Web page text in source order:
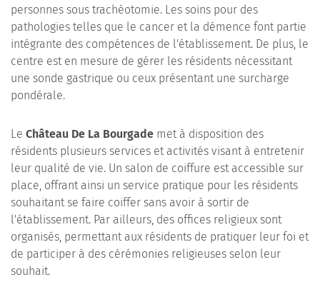
personnes sous trachéotomie. Les soins pour des
pathologies telles que le cancer et la démence font partie
intégrante des compétences de l'établissement. De plus, le
centre est en mesure de gérer les résidents nécessitant
une sonde gastrique ou ceux présentant une surcharge
pondérale.
Le Château De La Bourgade met à disposition des
résidents plusieurs services et activités visant à entretenir
leur qualité de vie. Un salon de coiffure est accessible sur
place, offrant ainsi un service pratique pour les résidents
souhaitant se faire coiffer sans avoir à sortir de
l'établissement. Par ailleurs, des offices religieux sont
organisés, permettant aux résidents de pratiquer leur foi et
de participer à des cérémonies religieuses selon leur
souhait.